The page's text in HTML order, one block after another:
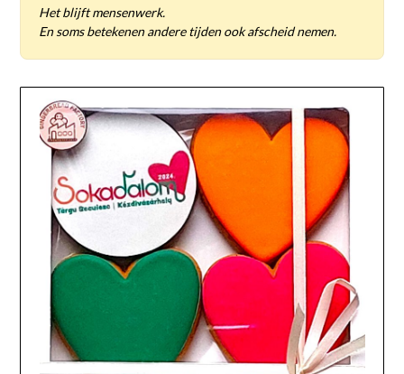
Het blijft mensenwerk.
En soms betekenen andere tijden ook afscheid nemen.